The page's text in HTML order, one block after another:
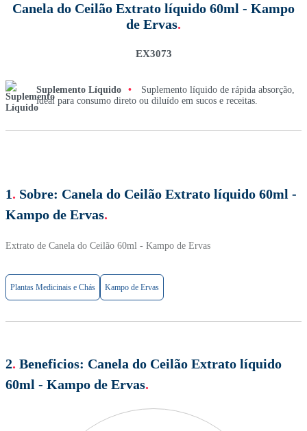
Canela do Ceilão Extrato líquido 60ml - Kampo
de Ervas.
EX3073
Suplemento Líquido •
Suplemento líquido de rápida absorção,
ideal para consumo direto ou diluído em sucos e receitas.
1. Sobre: Canela do Ceilão Extrato líquido 60ml -
Kampo de Ervas.
Extrato de Canela do Ceilão 60ml - Kampo de Ervas
Plantas Medicinais e Chás Kampo de Ervas
2. Beneficios: Canela do Ceilão Extrato líquido
60ml - Kampo de Ervas.